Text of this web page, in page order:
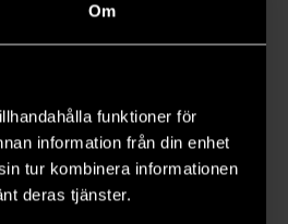
Om
funktioner för
information från din enhet
tur kombinera informationen
deras tjänster.